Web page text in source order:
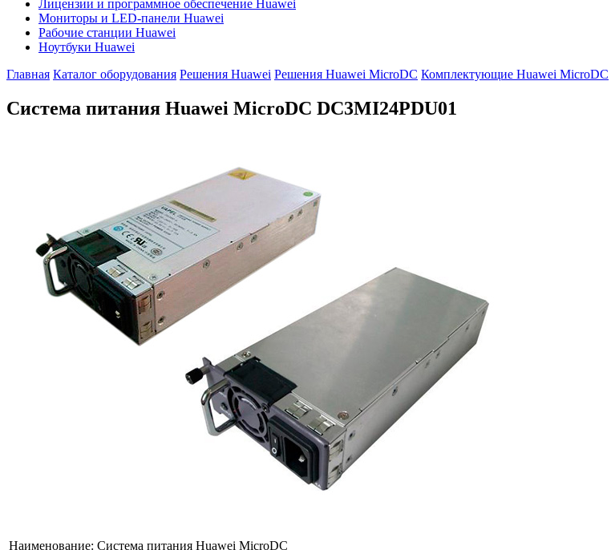
Лицензии и программное обеспечение Huawei
Мониторы и LED-панели Huawei
Рабочие станции Huawei
Ноутбуки Huawei
Главная Каталог оборудования Решения Huawei Решения Huawei MicroDC Комплектующие Huawei MicroDC
Система питания Huawei MicroDC DC3MI24PDU01
Наименование: Система питания Huawei MicroDC